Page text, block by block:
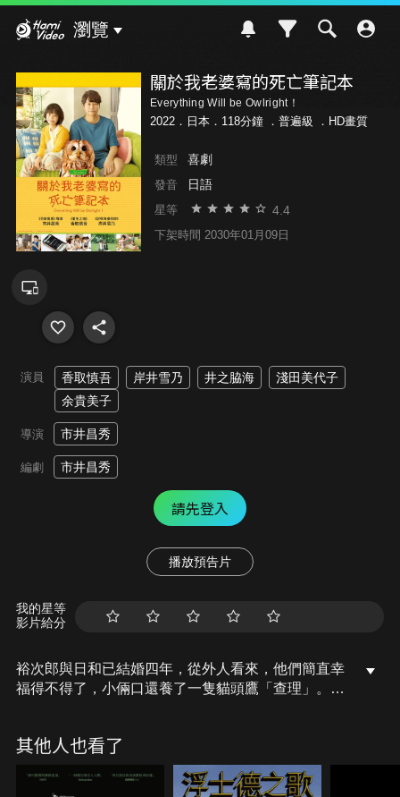
瀏覽
關於我老婆寫的死亡筆記本
Everything Will be Owlright！
2022．日本．118分鐘 ． 普遍級 ．HD畫質
類型 喜劇
發音 日語
星等 4.4
下架時間 2030年01月09日
演員 香取慎吾 岸井雪乃 井之脇海
淺田美代子
余貴美子
導演 市井昌秀
編劇 市井昌秀
請先登入
播放預告片
我的星等
影片給分
裕次郎與日和已結婚四年，從外人看來，他們簡直幸
福得不得了，小倆口還養了一隻貓頭鷹「查理」。直
多慘不忍睹的抱怨文。這件事讓夫妻倆開始產生嫌隙
以致漸行漸遠，儘管兩人都想重修舊好，但至此之後
其他人也看了